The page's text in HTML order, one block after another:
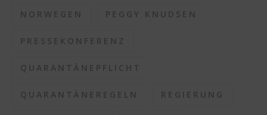
NORWEGEN PEGGY KNUDSEN
PRESSEKONFERENZ
QUARANTÄNEPFLICHT
QUARANTÄNEREGELN REGIERUNG